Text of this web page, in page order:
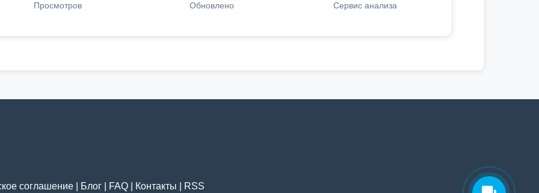
Просмотров Обновлено Сервис анализа
соглашение Блог FAQ Контакты RSS